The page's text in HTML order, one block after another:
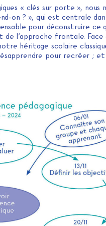
« clés sur porte », nous
on ? », qui est centrale
pour déconstruire ce
de l’approche frontale. Face
héritage scolaire
pour recréer ; et